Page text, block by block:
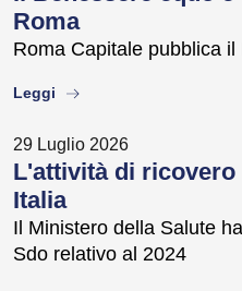
Roma
Roma Capitale pubblica il
Leggi about
29 Luglio 2026
L'attività di ricovero
Italia
Il Ministero della Salute
Sdo relativo al 2024